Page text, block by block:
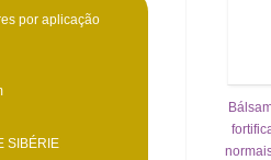
por aplicação
SIBÉRIE